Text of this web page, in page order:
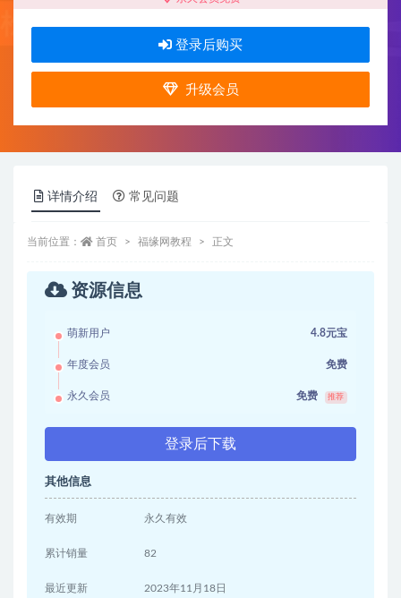
登录后购买
升级会员
详情介绍 常见问题
当前位置： 首页 福缘网教程 正文
资源信息
萌新用户 4.8元宝
年度会员 免费
永久会员 免费 推荐
登录后下载
其他信息
有效期 永久有效
累计销量 82
最近更新 2023年11月18日